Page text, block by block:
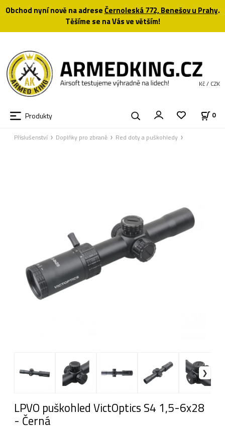
Obchod nyní nově na adreseČernoleská 772, Benešov u Prahy.
Těšíme se na Vás ve větším!
Produkty 0
Kč / CZK
Příslušenství Doplňky pro zbraně Red doty a puškohledy
LPVO puškohled VictOptics S4 1,5-6x28
- Černá